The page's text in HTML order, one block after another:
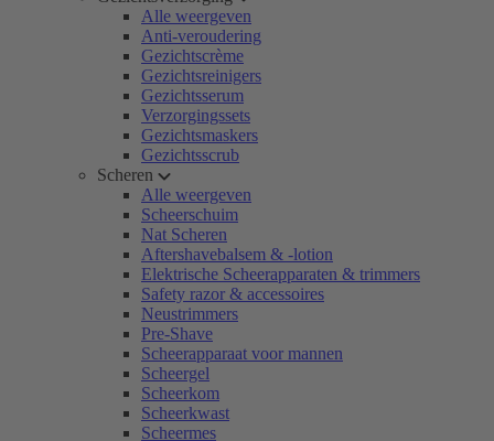
Alle weergeven
Anti-veroudering
Gezichtscrème
Gezichtsreinigers
Gezichtsserum
Verzorgingssets
Gezichtsmaskers
Gezichtsscrub
Scheren
Alle weergeven
Scheerschuim
Nat Scheren
Aftershavebalsem & -lotion
Elektrische Scheerapparaten & trimmers
Safety razor & accessoires
Neustrimmers
Pre-Shave
Scheerapparaat voor mannen
Scheergel
Scheerkom
Scheerkwast
Scheermes